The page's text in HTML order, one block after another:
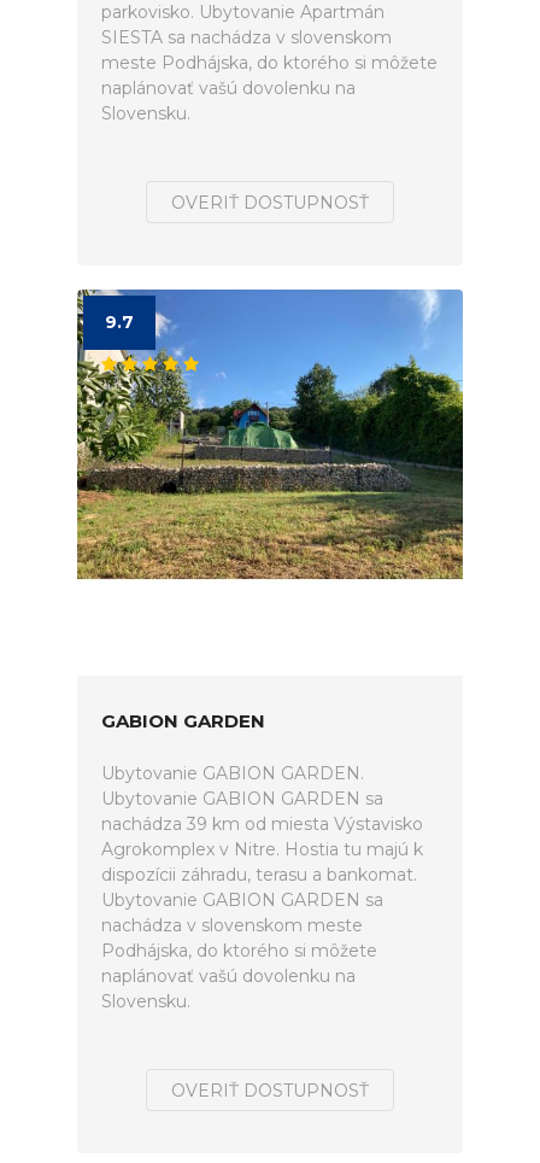
parkovisko. Ubytovanie Apartmán
SIESTA sa nachádza v slovenskom
meste Podhájska, do ktorého si môžete
naplánovať vašú dovolenku na
Slovensku.
OVERIŤ DOSTUPNOSŤ
9.7
GABION GARDEN
Ubytovanie GABION GARDEN.
Ubytovanie GABION GARDEN sa
nachádza 39 km od miesta Výstavisko
Agrokomplex v Nitre. Hostia tu majú k
dispozícii záhradu, terasu a bankomat.
Ubytovanie GABION GARDEN sa
nachádza v slovenskom meste
Podhájska, do ktorého si môžete
naplánovať vašú dovolenku na
Slovensku.
OVERIŤ DOSTUPNOSŤ